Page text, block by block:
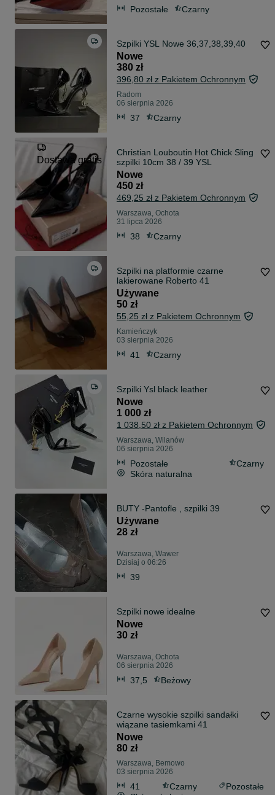
Pozostałe Czarny
Szpilki YSL Nowe 36,37,38,39,40
Nowe
380 zł
396,80 zł z Pakietem Ochronnym
Radom
06 sierpnia 2026
37 Czarny
Dostawa gratis
Christian Louboutin Hot Chick Sling
szpilki 10cm 38 / 39 YSL
Nowe
450 zł
469,25 zł z Pakietem Ochronnym
Warszawa, Ochota
31 lipca 2026
38 Czarny
Szpilki na platformie czarne
lakierowane Roberto 41
Używane
50 zł
55,25 zł z Pakietem Ochronnym
Kamieńczyk
03 sierpnia 2026
41 Czarny
Szpilki Ysl black leather
Nowe
1 000 zł
1 038,50 zł z Pakietem Ochronnym
Warszawa, Wilanów
06 sierpnia 2026
Pozostałe
Czarny
Skóra naturalna
BUTY -Pantofle , szpilki 39
Używane
28 zł
Warszawa, Wawer
Dzisiaj o 06:26
39
Szpilki nowe idealne
Nowe
30 zł
Warszawa, Ochota
06 sierpnia 2026
37,5 Beżowy
Czarne wysokie szpilki sandałki
wiązane tasiemkami 41
Nowe
80 zł
Warszawa, Bemowo
03 sierpnia 2026
41 Czarny
Pozostałe